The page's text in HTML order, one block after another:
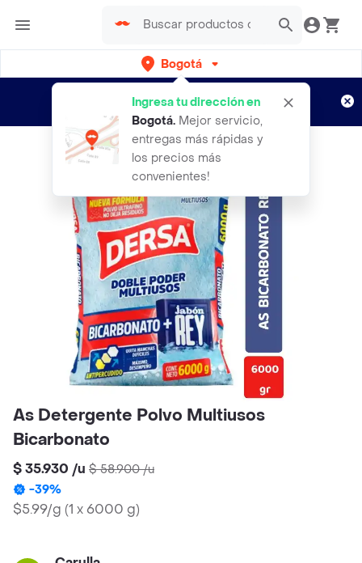
Bogotá
Ingresa tu dirección en
Bogotá. Mejor servicio,
entregas más rápidas y
los precios más
convenientes!
envíos gratis por semanas
Aplican TyC
As Detergente Polvo Multiusos
Bicarbonato
$ 35.930 /u $ 58.900/u
-39%
$5.99/g (1 x 6000 g)